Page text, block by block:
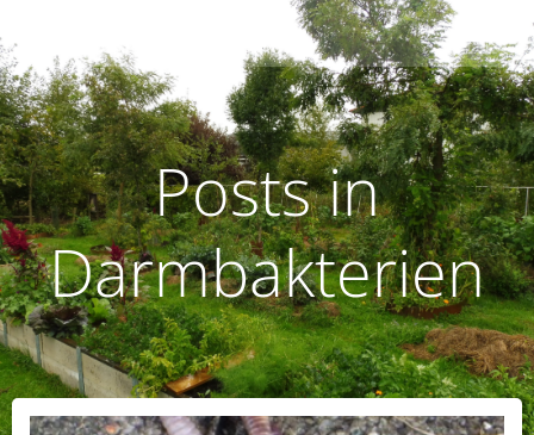
Zum
Inhalt
springen
Posts in
Darmbakterien